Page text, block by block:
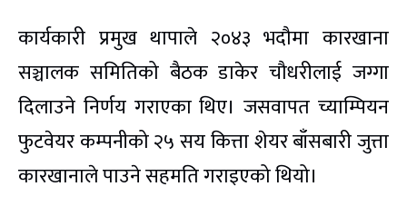
कार्यकारी प्रमुख थापाले २०४३ भदौमा कारखाना
सञ्चालक समितिको बैठक डाकेर चौधरीलाई जग्गा
दिलाउने निर्णय गराएका थिए। जसवापत च्याम्पियन
फुटवेयर कम्पनीको २५ सय कित्ता शेयर बाँसबारी जुत्ता
कारखानाले पाउने सहमति गराइएको थियो।